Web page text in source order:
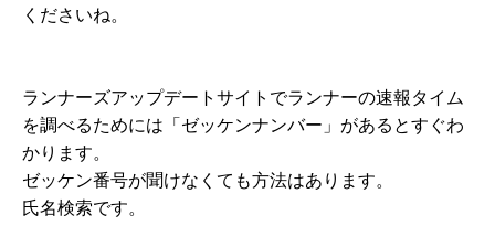
くださいね。
ランナーズアップデートサイトでランナーの速報タイム
を調べるためには「ゼッケンナンバー」があるとすぐわ
かります。
ゼッケン番号が聞けなくても方法はあります。
氏名検索です。